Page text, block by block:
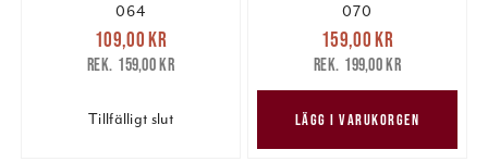
064
Nuvarande pris
109,00 krTidigare pris
159,00 kr
109,00 kr
159,00 kr
Tillfälligt slut
070
Nuvarande pris
159,00 krTidigare pris
199,00 kr
159,00 kr
199,00 kr
LÄGG I VARUKORGEN